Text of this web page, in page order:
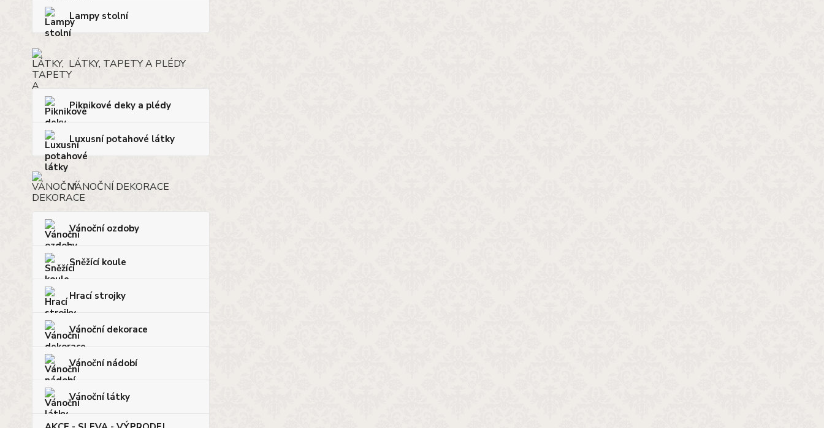
Lampy stolní
LÁTKY, TAPETY A PLÉDY
Piknikové deky a plédy
Luxusní potahové látky
VÁNOČNÍ DEKORACE
Vánoční ozdoby
Sněžící koule
Hrací strojky
Vánoční dekorace
Vánoční nádobí
Vánoční látky